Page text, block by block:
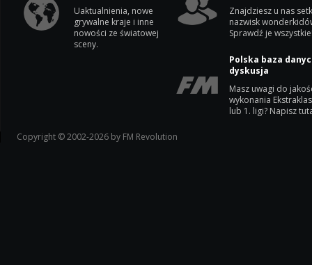
Uaktualnienia, nowe
grywalne kraje i inne
nowości ze światowej
sceny.
Znajdziesz u nas
nazwisk
Sprawdź je
Polska baza
dyskusja
Masz uwagi do
wykonania
lub 1. ligi? Napisz
Copyright © 2002-2026 by FM Revolution